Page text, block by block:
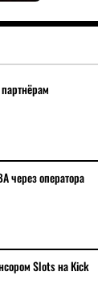
через оператора
Slots на Kick